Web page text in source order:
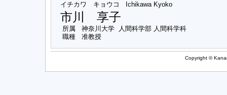
イチカワ キョウコ Ichikawa Kyoko
市川 享子
所属
神奈川大学 人間科学部 人間科学科
職種
准教授
Copyright ©